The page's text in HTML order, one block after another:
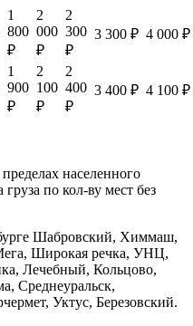
1
800
₽
2
000
₽
2
300
₽
3 300 ₽ 4 000 ₽
1
900
₽
2
100
₽
2
400
₽
3 400 ₽ 4 100 ₽
населенного
по кол-ву мест без
Шабровский, Химмаш,
Широкая речка, УНЦ,
Лечебный, Кольцово,
Среднеуральск,
Уктус, Березовский.